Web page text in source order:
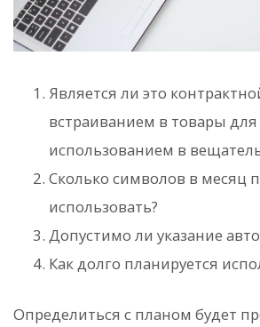
Является ли это
встраиванием в товары
использованием в
Сколько символов в месяц
использовать?
Допустимо ли указание
Как долго планируется
Определиться с планом будет